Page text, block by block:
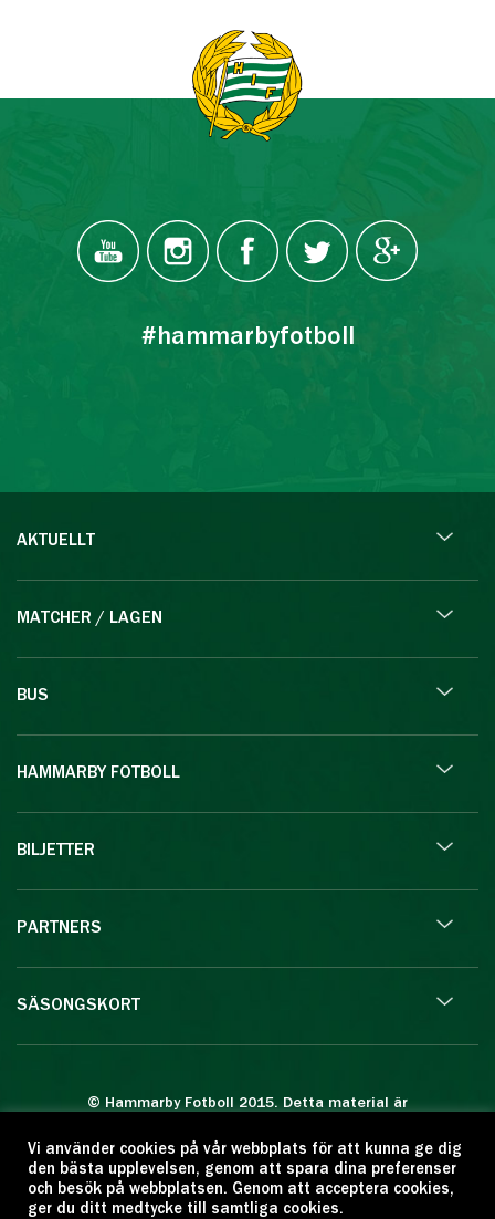
#hammarbyfotboll
AKTUELLT
MATCHER / LAGEN
BUS
HAMMARBY FOTBOLL
BILJETTER
PARTNERS
SÄSONGSKORT
© Hammarby Fotboll 2015. Detta material är
Eftertryck eller annan kopiering är förbjuden.
Citera oss gärna men ange källan:
www.hammarbyfotboll.se. Ansvarig utgivare:
Vi använder cookies på vår webbplats för att kunna ge dig
den bästa upplevelsen, genom att spara dina preferenser
och besök på webbplatsen. Genom att acceptera cookies,
ger du ditt medtycke till samtliga cookies.